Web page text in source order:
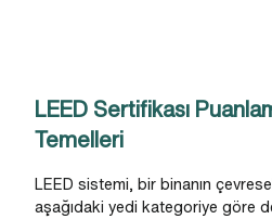
LEED Sertifikası
Temelleri
LEED sistemi, bir binanın
aşağıdaki yedi kategoriye göre